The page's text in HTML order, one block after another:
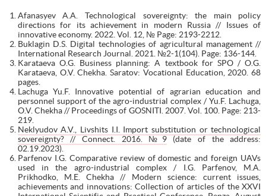
Afanasyev A.A. Technological sovereignty: the main policy
directions for its achievement in modern Russia // Issues of
innovative economy. 2022. Vol. 12, № Page: 2193-2212.
Buklagin D.S. Digital technologies of agricultural management //
International Research Journal. 2021. №2-1(104). Page: 136-144.
Karataeva O.G. Business planning: A textbook for SPO / O.G.
Karataeva, O.V. Chekha. Saratov: Vocational Education, 2020. 68
pages.
Lachuga Yu.F. Innovative potential of agrarian education and
personnel support of the agro-industrial complex / Yu.F. Lachuga,
O.V. Chekha // Proceedings of GOSNITI. 2007. Vol. 100. Page: 213-
219.
Neklyudov A.V., Livshits I.I. Import substitution or technological
sovereignty? // Connect. 2016. №9(date of the address:
02.19.2023).
Parfenov I.G. Comparative review of domestic and foreign UAVs
used in the agro-industrial complex / I.G. Parfenov, M.A.
Prikhodko, M.E. Chekha // Modern science: current issues,
achievements and innovations: Collection of articles of the XXVI